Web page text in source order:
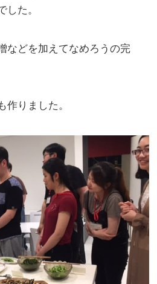
した。
などを加えてなめろうの完
作りました。